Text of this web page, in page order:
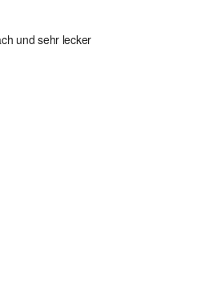
und sehr lecker